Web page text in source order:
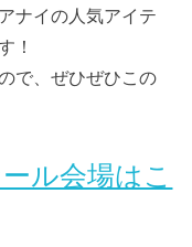
ナイの人気アイテ
！
で、ぜひぜひこの
ル会場はこ